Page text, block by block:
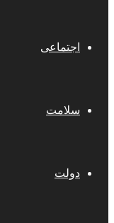
اجتماعی
سلامت
دولت